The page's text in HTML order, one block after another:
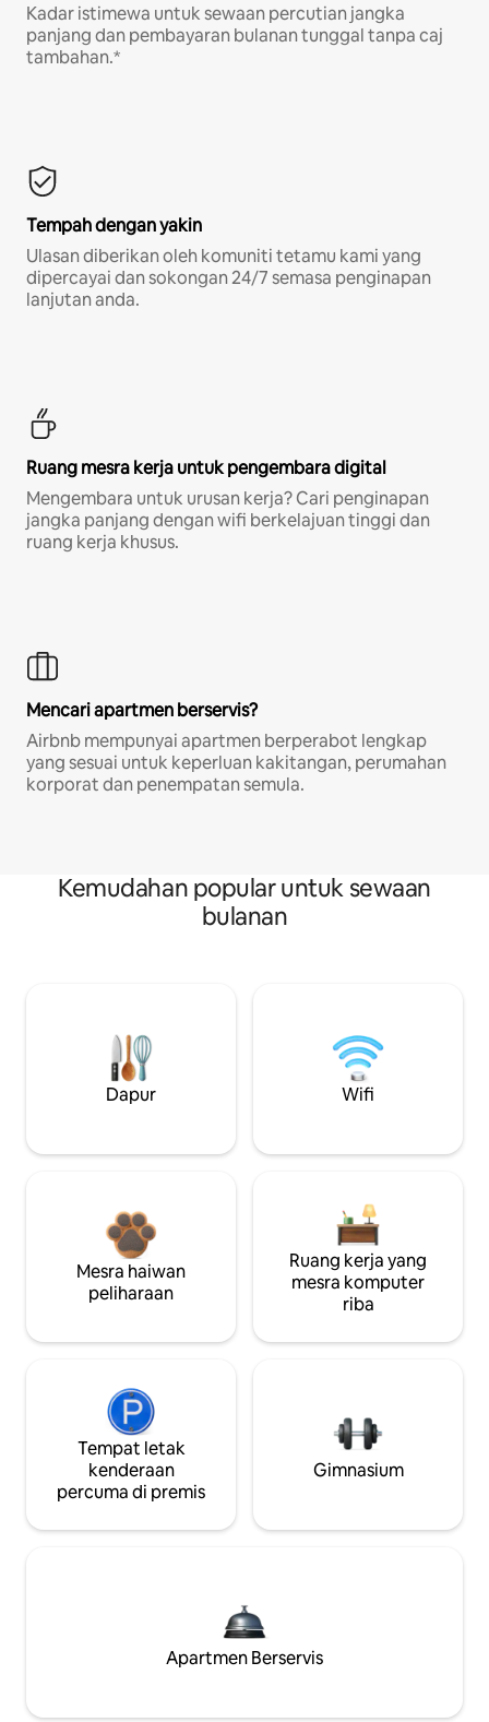
Kadar istimewa untuk sewaan percutian jangka
panjang dan pembayaran bulanan tunggal tanpa caj
tambahan.*
Tempah dengan yakin
Ulasan diberikan oleh komuniti tetamu kami yang
dipercayai dan sokongan 24/7 semasa penginapan
lanjutan anda.
Ruang mesra kerja untuk pengembara digital
Mengembara untuk urusan kerja? Cari penginapan
jangka panjang dengan wifi berkelajuan tinggi dan
ruang kerja khusus.
Mencari apartmen berservis?
Airbnb mempunyai apartmen berperabot lengkap
yang sesuai untuk keperluan kakitangan, perumahan
korporat dan penempatan semula.
Kemudahan popular untuk sewaan
bulanan
Dapur Wifi
Mesra haiwan
peliharaan
Ruang kerja yang
mesra komputer
riba
Tempat letak
kenderaan
percuma di premis
Gimnasium
Apartmen Berservis